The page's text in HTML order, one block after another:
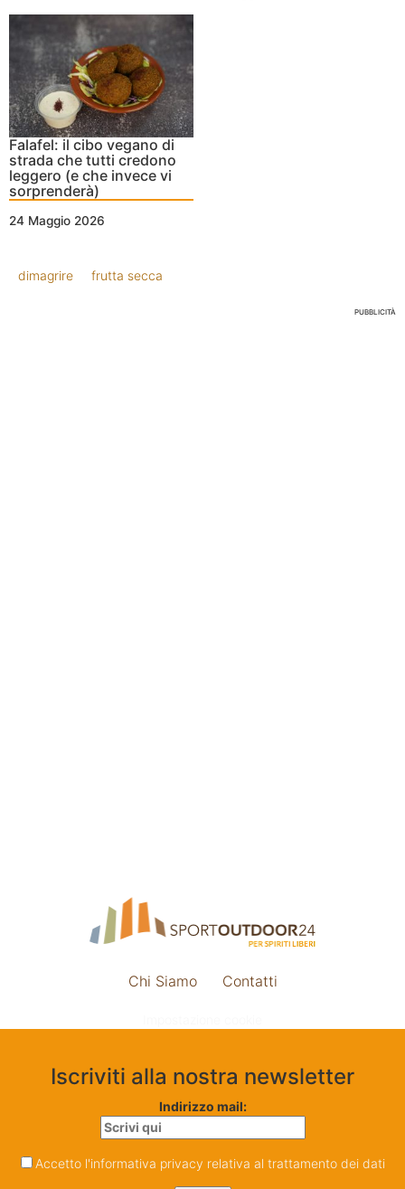
Falafel: il cibo vegano di
strada che tutti credono
leggero (e che invece vi
sorprenderà)
24 Maggio 2026
dimagrire frutta secca
PUBBLICITÀ
Chi Siamo Contatti
Iscriviti alla nostra newsletter
Indirizzo mail:
Accetto l'informativa privacy relativa al trattamento dei dati